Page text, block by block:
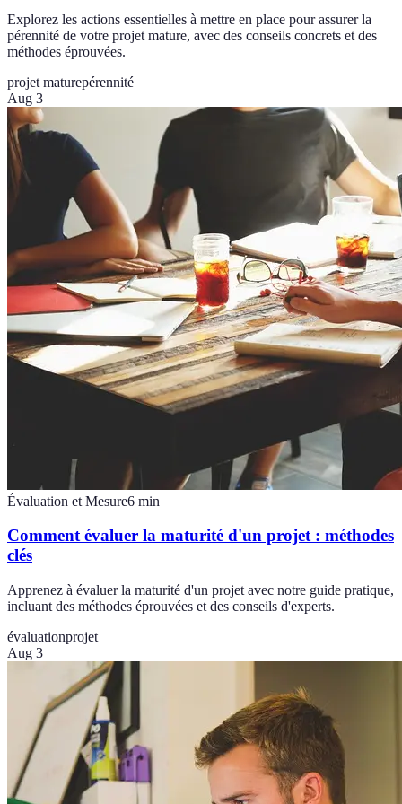
Explorez les actions essentielles à mettre en place pour assurer la
pérennité de votre projet mature, avec des conseils concrets et des
méthodes éprouvées.
projet maturepérennité
Aug 3
Évaluation et Mesure6 min
Comment évaluer la maturité d'un projet : méthodes
clés
Apprenez à évaluer la maturité d'un projet avec notre guide pratique,
incluant des méthodes éprouvées et des conseils d'experts.
évaluationprojet
Aug 3